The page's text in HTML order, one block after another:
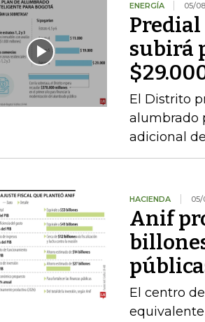
ENERGÍA 05/
Predial
subirá
El Distrito
alumbrado
adicional
HACIENDA
Anif
El centro
equivalente